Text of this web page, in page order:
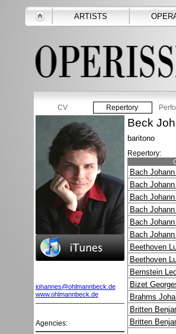
ARTISTS
CV Repertory
johannes@ohlmannbeck.de
www.ohlmannbeck.de
Agencies:
Beck
baritono
Repertory:
Bach
Bach
Bach
Bach
Bach
Bach
Beethoven
Beethoven
Bernstein
Bizet
Brahms
Britten
Britten